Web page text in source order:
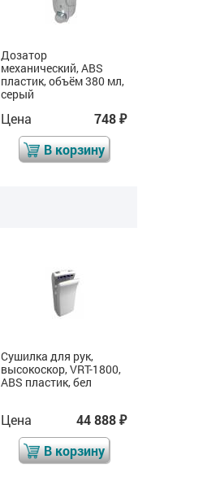
Дозатор
механический, ABS
пластик, объём 380 мл,
серый
Цена 748₽
В корзину
Сушилка для рук,
высокоскор, VRT-1800,
ABS пластик, бел
Цена 44 888₽
В корзину